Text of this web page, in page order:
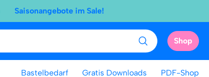
Saisonangebote im Sale!
Shop
Bastelbedarf Gratis Downloads PDF-Shop